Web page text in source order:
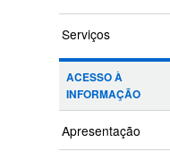
Serviços
ACESSO À
INFORMAÇÃO
Apresentação